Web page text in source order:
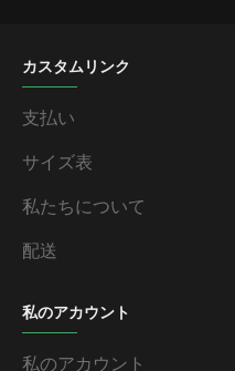
カスタムリンク
支払い
サイズ表
私たちについて
配送
私のアカウント
私のアカウント